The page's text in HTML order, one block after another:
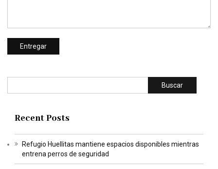
Buscar
Recent Posts
Refugio Huellitas mantiene espacios disponibles mientras
entrena perros de seguridad